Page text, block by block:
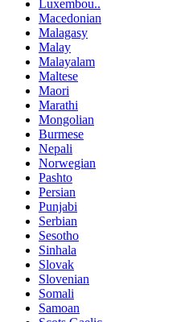
Luxembou..
Macedonian
Malagasy
Malay
Malayalam
Maltese
Maori
Marathi
Mongolian
Burmese
Nepali
Norwegian
Pashto
Persian
Punjabi
Serbian
Sesotho
Sinhala
Slovak
Slovenian
Somali
Samoan